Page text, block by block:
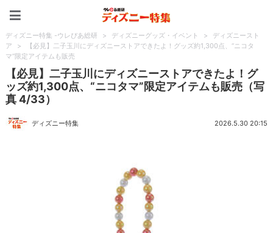
ディズニー特集 -ウレぴあ総研 > ディズニーグッズ・イベント >
ディズニースト
ア
>
【必見】二子玉川にディズニーストアできたよ！グッズ約1,300点、“ニコタ
マ”限定アイテムも販売
【必見】二子玉川にディズニーストアできたよ！グ
ッズ約1,300点、“ニコタマ”限定アイテムも販売（写
真 4/33）
ディズニー特集 2026.5.30 20:15